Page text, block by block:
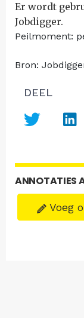
Er wordt
Jobdigger.
Peilmoment:
Bron:
DEEL
ANNOTATIES
Voeg